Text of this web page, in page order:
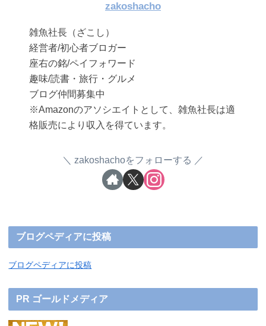
zakoshacho
雑魚社長（ざこし）
経営者/初心者ブロガー
座右の銘/ペイフォワード
趣味/読書・旅行・グルメ
ブログ仲間募集中
※Amazonのアソシエイトとして、雑魚社長は適
格販売により収入を得ています。
zakoshachoをフォローする
ブログペディアに投稿
ブログペディアに投稿
PR ゴールドメディア